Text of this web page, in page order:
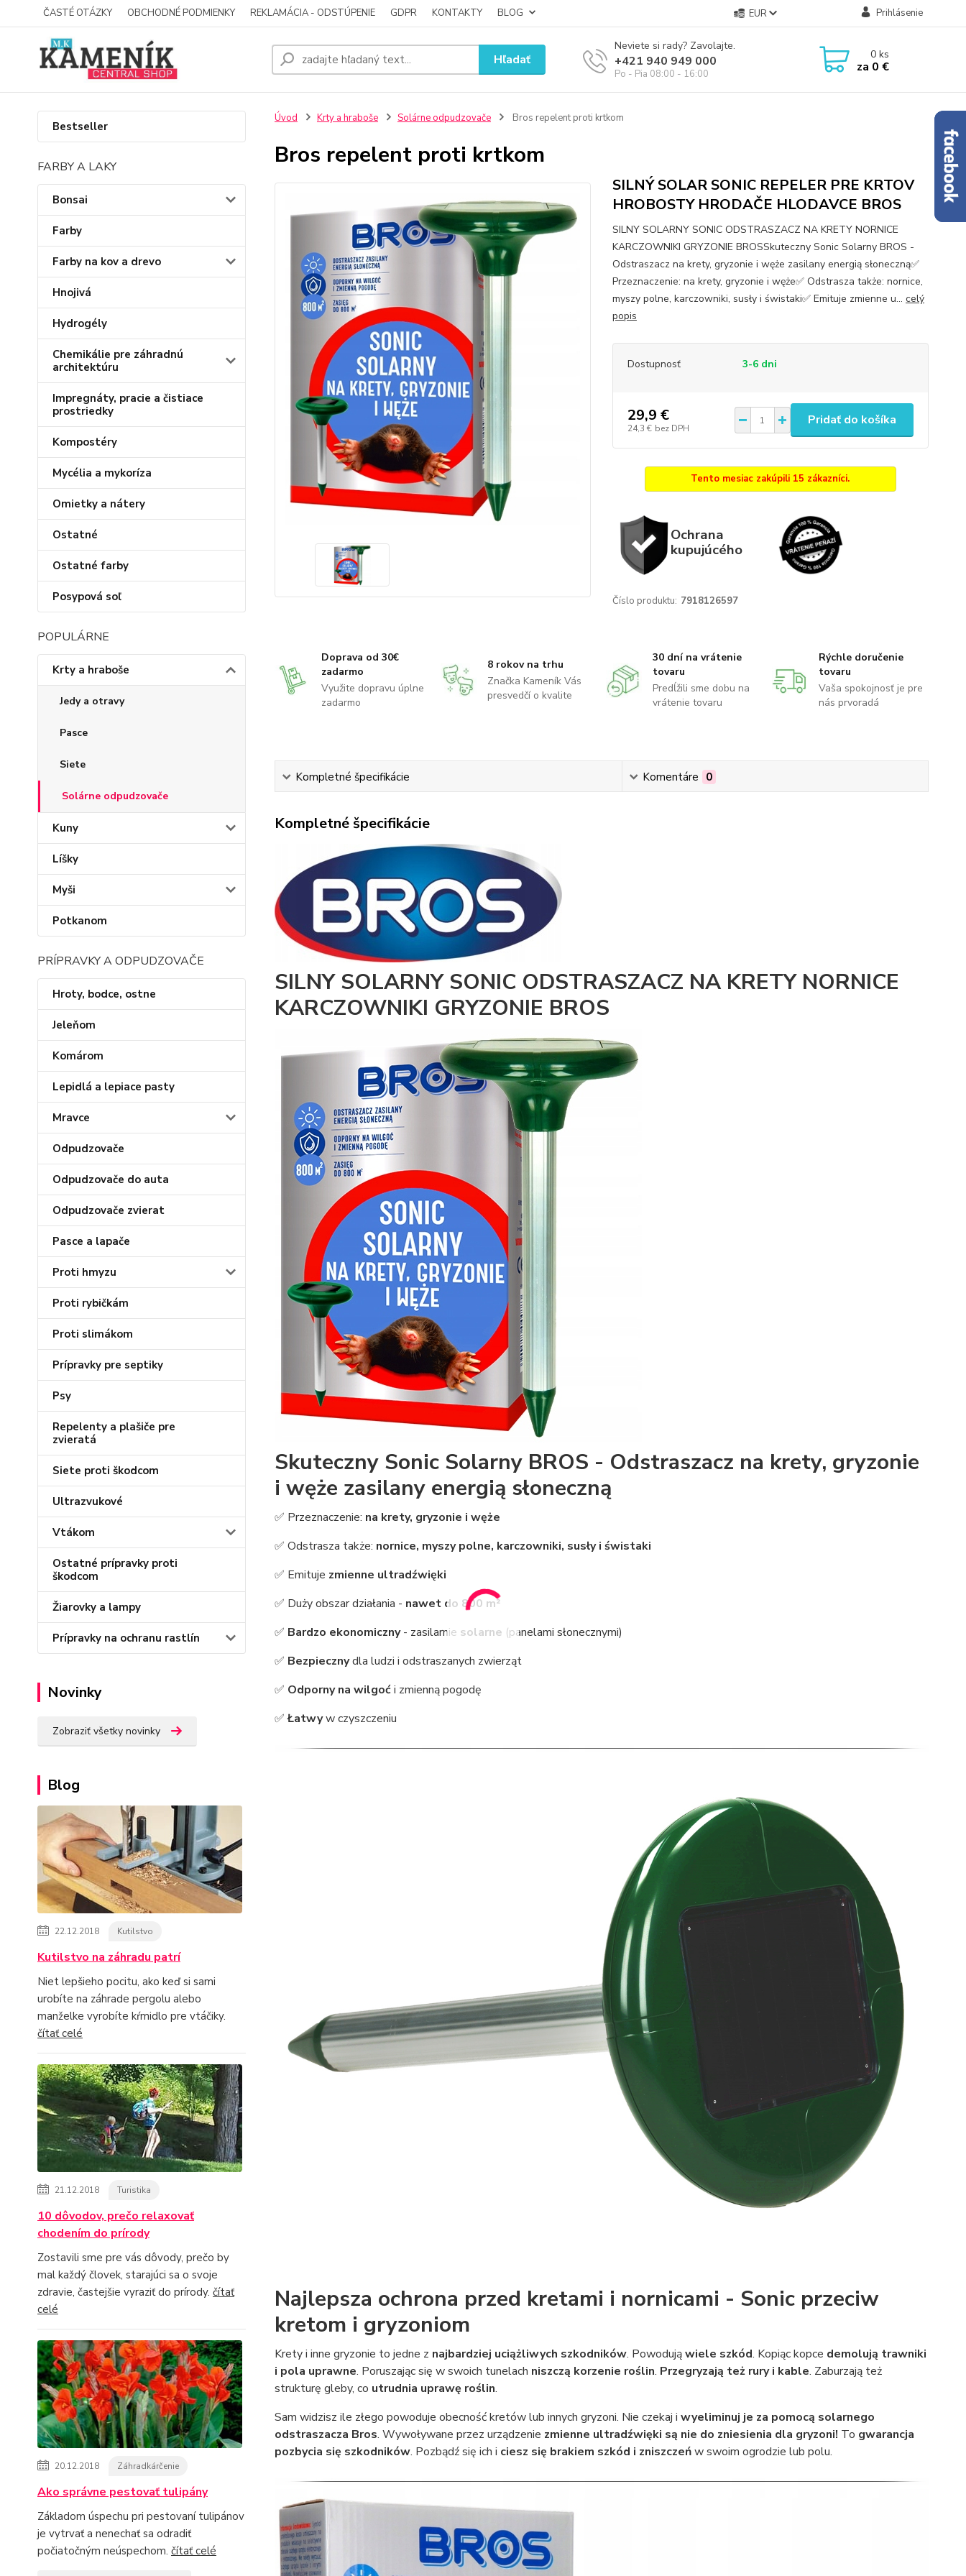
ČASTÉ OTÁZKY OBCHODNÉ PODMIENKY REKLAMÁCIA - ODSTÚPENIE GDPR KONTAKTY BLOG EUR Prihlásenie
Hľadať
Neviete si rady? Zavolajte.
+421 940 949 000
Po - Pia 08:00 - 16:00
0ks
za 0 €
Bestseller
FARBY A LAKY
Bonsai
Farby
Farby na kov a drevo
Hnojivá
Hydrogély
Chemikálie pre záhradnú
architektúru
Impregnáty, pracie a čistiace
prostriedky
Kompostéry
Mycélia a mykoríza
Omietky a nátery
Ostatné
Ostatné farby
Posypová soľ
POPULÁRNE
Krty a hraboše
Jedy a otravy
Pasce
Siete
Solárne odpudzovače
Kuny
Líšky
Myši
Potkanom
PRÍPRAVKY A ODPUDZOVAČE
Hroty, bodce, ostne
Jeleňom
Komárom
Lepidlá a lepiace pasty
Mravce
Odpudzovače
Odpudzovače do auta
Odpudzovače zvierat
Pasce a lapače
Proti hmyzu
Proti rybičkám
Proti slimákom
Prípravky pre septiky
Psy
Repelenty a plašiče pre
zvieratá
Siete proti škodcom
Ultrazvukové
Vtákom
Ostatné prípravky proti
škodcom
Žiarovky a lampy
Prípravky na ochranu rastlín
Novinky
Zobraziť všetky novinky
Blog
22.12.2018 Kutilstvo
Kutilstvo na záhradu patrí
Niet lepšieho pocitu, ako keď si sami
urobíte na záhrade pergolu alebo
manželke vyrobíte kŕmidlo pre vtáčiky.
čítať celé
21.12.2018 Turistika
10 dôvodov, prečo relaxovať
chodením do prírody
Zostavili sme pre vás dôvody, prečo by
mal každý človek, starajúci sa o svoje
zdravie, častejšie vyraziť do prírody. čítať
celé
20.12.2018 Záhradkárčenie
Ako správne pestovať tulipány
Základom úspechu pri pestovaní tulipánov
je vytrvať a nenechať sa odradiť
počiatočným neúspechom. čítať celé
Úvod Krty a hraboše Solárne odpudzovače Bros repelent proti krtkom
Bros repelent proti krtkom
SILNÝ SOLAR SONIC REPELER PRE KRTOV
HROBOSTY HRODAČE HLODAVCE BROS
SILNY SOLARNY SONIC ODSTRASZACZ NA KRETY NORNICE
KARCZOWNIKI GRYZONIE BROSSkuteczny Sonic Solarny BROS -
Odstraszacz na krety, gryzonie i węże zasilany energią słoneczną✅
Przeznaczenie: na krety, gryzonie i węże✅ Odstrasza także: nornice,
myszy polne, karczowniki, susły i świstaki✅ Emituje zmienne u... celý
popis
Dostupnosť 3-6 dni
29,9 €
24,3 € bez DPH
Pridať do košíka
Tento mesiac zakúpili 15 zákazníci.
Ochrana
kupujúcého
Číslo produktu: 7918126597
Doprava od 30€
zadarmo
Využite dopravu úplne
zadarmo
8 rokov na trhu
Značka Kameník Vás
presvedčí o kvalite
30 dní na vrátenie
tovaru
Predĺžili sme dobu na
vrátenie tovaru
Rýchle doručenie
tovaru
Vaša spokojnosť je pre
nás prvoradá
Kompletné špecifikácie Komentáre 0
Kompletné špecifikácie
SILNY SOLARNY SONIC ODSTRASZACZ NA KRETY NORNICE
KARCZOWNIKI GRYZONIE BROS
Skuteczny Sonic Solarny BROS - Odstraszacz na krety, gryzonie
i węże zasilany energią słoneczną
✅ Przeznaczenie: na krety, gryzonie i węże
✅ Odstrasza także: nornice, myszy polne, karczowniki, susły i świstaki
✅ Emituje zmienne ultradźwięki
✅ Duży obszar działania - nawet do 800 m²
✅ Bardzo ekonomiczny- zasilarnie solarne (panelami słonecznymi)
✅ Bezpiecznydla ludzi i odstraszanych zwierząt
✅ Odporny na wilgoći zmienną pogodę
✅Łatwyw czyszczeniu
Najlepsza ochrona przed kretami i nornicami - Sonic przeciw
kretom i gryzoniom
Krety i inne gryzonie to jedne z najbardziej uciążliwych szkodników. Powodująwiele szkód. Kopiąc kopce demolują trawniki
i pola uprawne. Poruszając się w swoich tunelach niszczą korzenie roślin. Przegryzają też rury i kable. Zaburzają też
strukturę gleby, co utrudnia uprawę roślin.
Sam widzisz ile złego powoduje obecność kretów lub innych gryzoni. Nie czekaj i wyeliminuj je za pomocą solarnego
odstraszacza Bros. Wywoływane przez urządzenie zmienne ultradźwięki są nie do zniesienia dla gryzoni! To gwarancja
pozbycia się szkodników. Pozbądź się ich i ciesz się brakiem szkód i zniszczeńw swoim ogrodzie lub polu.